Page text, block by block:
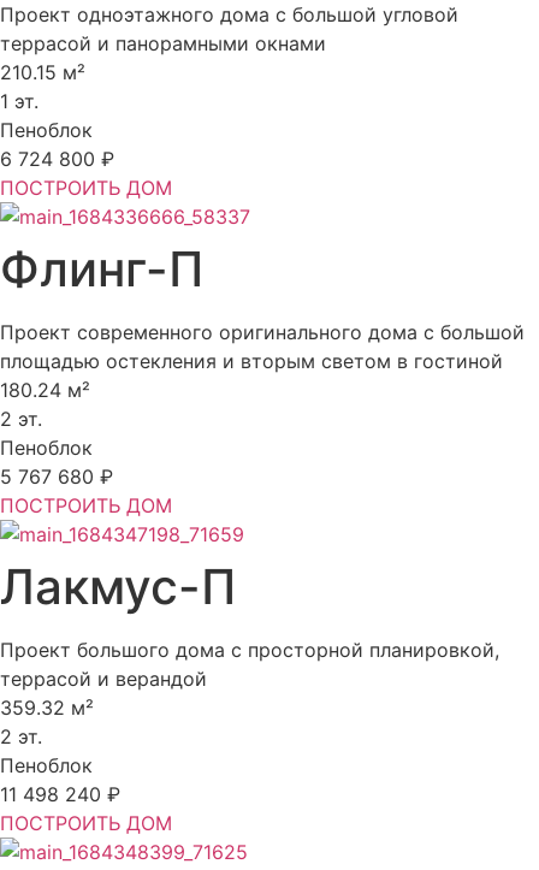
Проект одноэтажного дома с большой угловой
террасой и панорамными окнами
210.15 м²
1 эт.
Пеноблок
6 724 800 ₽
ПОСТРОИТЬ ДОМ
Флинг-П
Проект современного оригинального дома с большой
площадью остекления и вторым светом в гостиной
180.24 м²
2 эт.
Пеноблок
5 767 680 ₽
ПОСТРОИТЬ ДОМ
Лакмус-П
Проект большого дома с просторной планировкой,
террасой и верандой
359.32 м²
2 эт.
Пеноблок
11 498 240 ₽
ПОСТРОИТЬ ДОМ